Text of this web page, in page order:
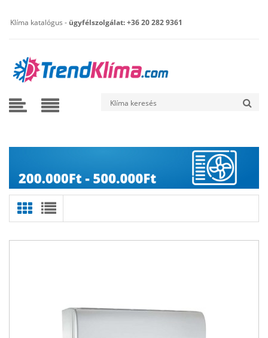
Klíma katalógus - ügyfélszolgálat: +36 20 282 9361